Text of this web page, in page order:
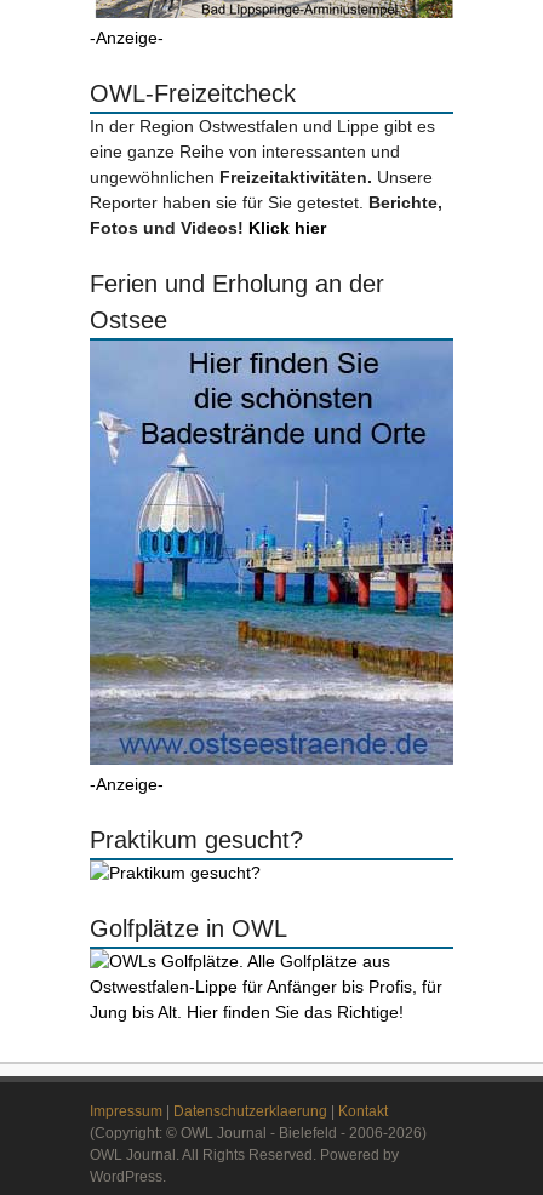
-Anzeige-
OWL-Freizeitcheck
In der Region Ostwestfalen und Lippe gibt es
eine ganze Reihe von interessanten und
ungewöhnlichen Freizeitaktivitäten. Unsere
Reporter haben sie für Sie getestet. Berichte,
Fotos und Videos! Klick hier
Ferien und Erholung an der
Ostsee
-Anzeige-
Praktikum gesucht?
Golfplätze in OWL
Impressum Datenschutzerklaerung
Kontakt
(Copyright: © OWL Journal - Bielefeld - 2006-2026)
OWL Journal. All Rights Reserved. Powered by
WordPress.